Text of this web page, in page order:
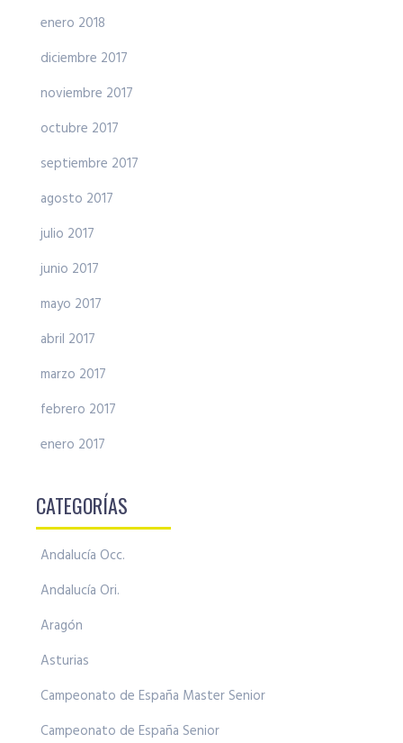
enero 2018
diciembre 2017
noviembre 2017
octubre 2017
septiembre 2017
agosto 2017
julio 2017
junio 2017
mayo 2017
abril 2017
marzo 2017
febrero 2017
enero 2017
CATEGORÍAS
Andalucía Occ.
Andalucía Ori.
Aragón
Asturias
Campeonato de España Master Senior
Campeonato de España Senior